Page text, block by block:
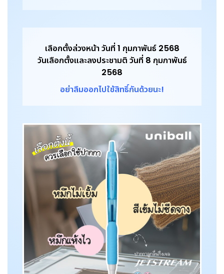
เลือกตั้งล่วงหน้า วันที่ 1 กุมภาพันธ์ 2568
วันเลือกตั้งและลงประชามติ วันที่ 8 กุมภาพันธ์
2568
อย่าลืมออกไปใช้สิทธิ์กันด้วยนะ!